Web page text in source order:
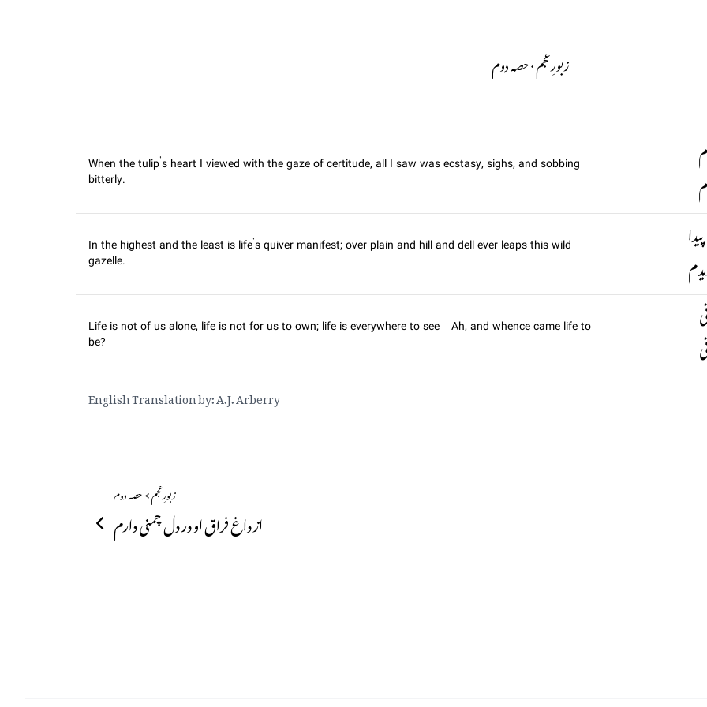
زبورِعجم· حصہ دوم
When the tulip’s heart I viewed with the gaze of certitude, all I saw was ecstasy, sighs, and sobbing
bitterly.
In the highest and the least is life’s quiver manifest; over plain and hill and dell ever leaps this wild
gazelle.
Life is not of us alone, life is not for us to own; life is everywhere to see – Ah, and whence came life to
be?
English Translation by: A.J. Arberry
زبورِعجم > حصہ دوم
از داغ فراق او در دل چمنی دارم